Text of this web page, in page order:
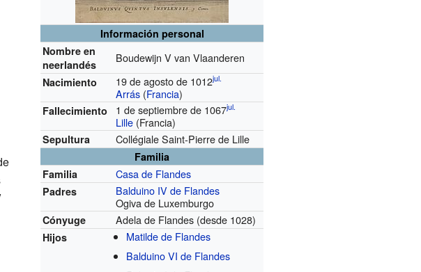
Información personal
Nombre en
neerlandés
Boudewijn V van Vlaanderen
Nacimiento 19 de agosto de 1012jul.
Arrás (Francia)
Fallecimiento 1 de septiembre de 1067jul.
Lille (Francia)
Sepultura Collégiale Saint-Pierre de Lille
Familia
Familia
Casa de Flandes
Padres
Balduino IV de Flandes
Ogiva de Luxemburgo
Cónyuge Adela de Flandes (desde 1028)
Hijos
Matilde de Flandes
Balduino VI de Flandes